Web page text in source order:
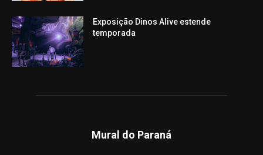
Exposição Dinos Alive estende
temporada
Mural do Paraná